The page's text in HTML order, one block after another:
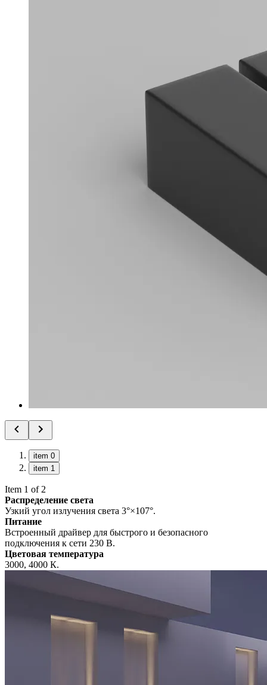
item 0
item 1
Item 1 of 2
Распределение света
Узкий угол излучения света 3°×107°.
Питание
Встроенный драйвер для быстрого и безопасного
подключения к сети 230 В.
Цветовая температура
3000, 4000 К.